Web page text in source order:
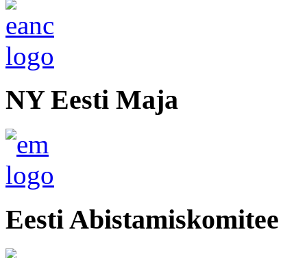
NY Eesti Maja
Eesti Abistamiskomitee